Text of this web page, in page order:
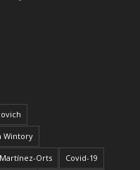
Wintory
Orts Covid-19